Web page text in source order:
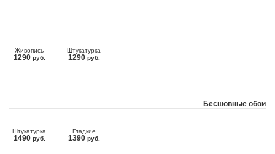
Живопись
1290 руб.
Штукатурка
1290 руб.
Бесшовные обои
Штукатурка
1490 руб.
Гладкие
1390 руб.